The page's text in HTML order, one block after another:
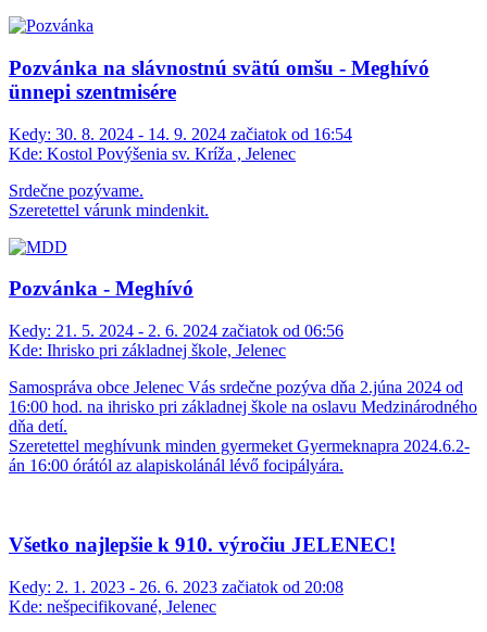
Pozvánka na slávnostnú svätú omšu - Meghívó
ünnepi szentmisére
Kedy: 30. 8. 2024 - 14. 9. 2024 začiatok od 16:54
Kde: Kostol Povýšenia sv. Kríža , Jelenec
Srdečne pozývame.
Szeretettel várunk mindenkit.
Pozvánka - Meghívó
Kedy: 21. 5. 2024 - 2. 6. 2024 začiatok od 06:56
Kde: Ihrisko pri základnej škole, Jelenec
Samospráva obce Jelenec Vás srdečne pozýva dňa 2.júna 2024 od
16:00 hod. na ihrisko pri základnej škole na oslavu Medzinárodného
dňa detí.
Szeretettel meghívunk minden gyermeket Gyermeknapra 2024.6.2-
án 16:00 órától az alapiskolánál lévő focipályára.
Všetko najlepšie k 910. výročiu JELENEC!
Kedy: 2. 1. 2023 - 26. 6. 2023 začiatok od 20:08
Kde: nešpecifikované, Jelenec